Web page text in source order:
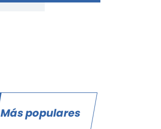
Más populares